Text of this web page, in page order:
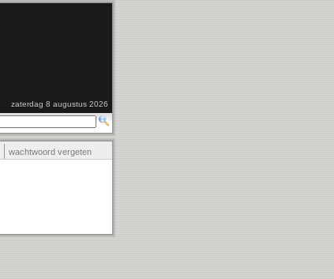
zaterdag 8 augustus 2026
wachtwoord vergeten